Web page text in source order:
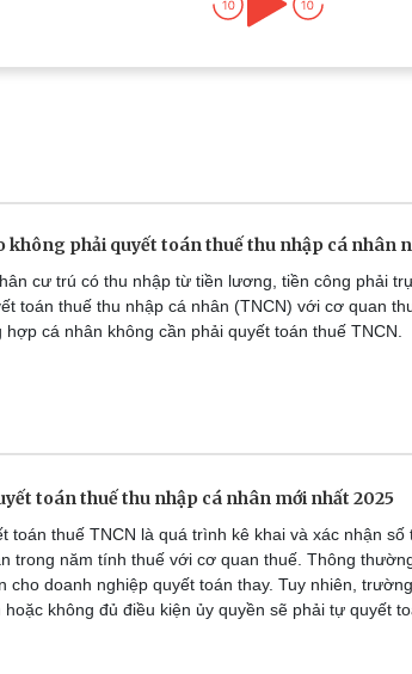
không phải quyết toán thuế thu nhập cá nhân
cư trú có thu nhập từ tiền lương, tiền công phải
toán thuế thu nhập cá nhân (TNCN) với cơ quan
cá nhân không cần phải quyết toán thuế TNCN.
toán thuế thu nhập cá nhân mới nhất 2025
toán thuế TNCN là quá trình kê khai và xác nhận số
trong năm tính thuế với cơ quan thuế. Thông
cho doanh nghiệp quyết toán thay. Tuy nhiên,
không đủ điều kiện ủy quyền sẽ phải tự quyết